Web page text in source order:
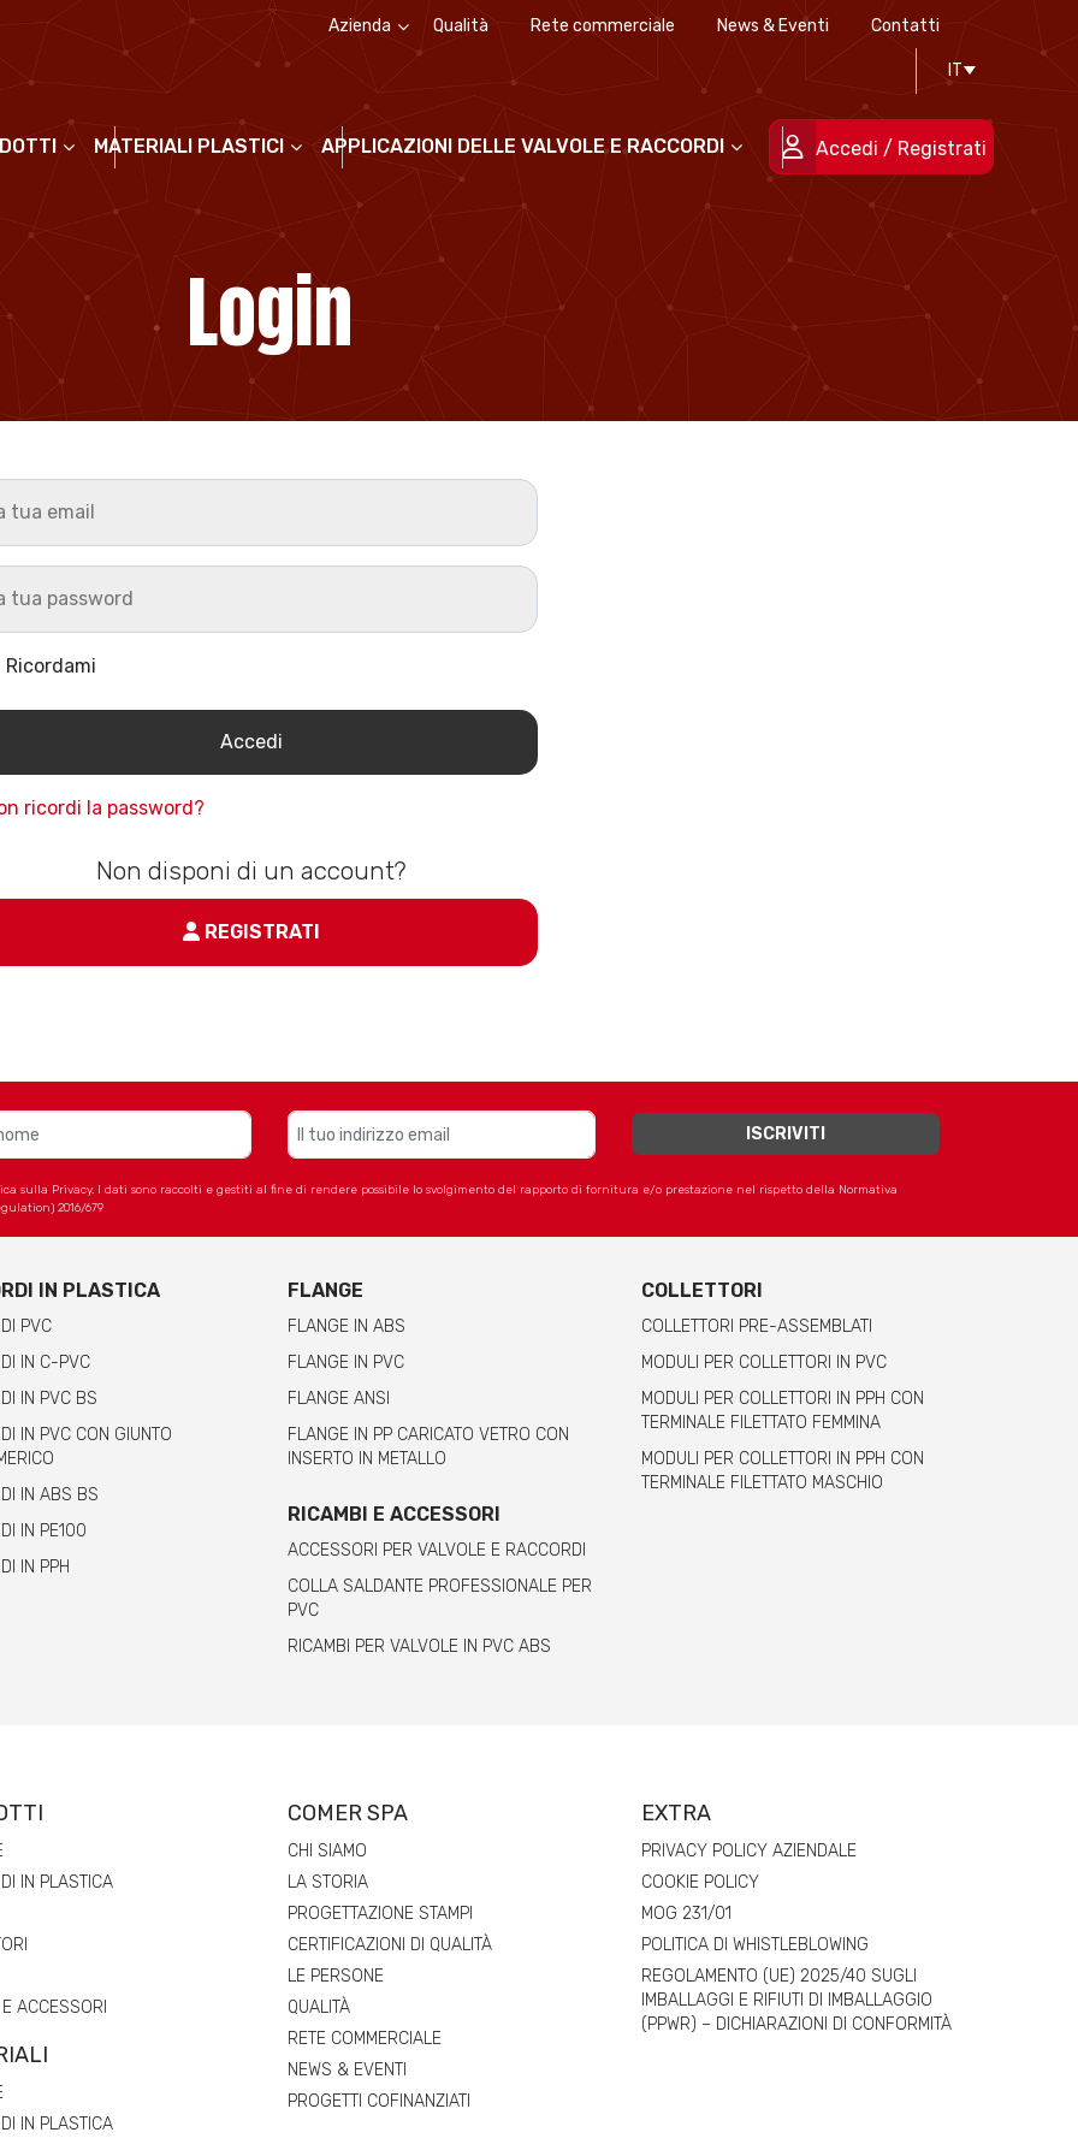
Azienda
Progettazione stampi Certificazioni di qualità
Progetti cofinanziati
Qualità Rete commerciale News & Eventi Contatti
IT
MATERIALI PLASTICI APPLICAZIONI DELLE VALVOLE E RACCORDI Accedi / Registrati
Login
Ricordami
ricordi la password?
Non disponi di un account?
REGISTRATI
sulla Privacy. I dati sono raccolti e gestiti al fine di rendere possibile lo svolgimento del rapporto di fornitura e/o prestazione nel rispetto della Normativa
2016/679
IN PLASTICA
PVC
IN C-PVC
IN PVC BS
IN PVC CON GIUNTO
IN ABS BS
IN PE100
IN PPH
FLANGE
FLANGE IN ABS
FLANGE IN PVC
FLANGE ANSI
FLANGE IN PP CARICATO VETRO CON
INSERTO IN METALLO
RICAMBI E ACCESSORI
ACCESSORI PER VALVOLE E RACCORDI
COLLA SALDANTE PROFESSIONALE PER
PVC
RICAMBI PER VALVOLE IN PVC ABS
COLLETTORI
COLLETTORI PRE-ASSEMBLATI
MODULI PER COLLETTORI IN PVC
MODULI PER COLLETTORI IN PPH CON
TERMINALE FILETTATO FEMMINA
MODULI PER COLLETTORI IN PPH CON
TERMINALE FILETTATO MASCHIO
IN PLASTICA
ACCESSORI
IN PLASTICA
COMER SPA
CHI SIAMO
LA STORIA
PROGETTAZIONE STAMPI
CERTIFICAZIONI DI QUALITÀ
LE PERSONE
QUALITÀ
RETE COMMERCIALE
NEWS & EVENTI
PROGETTI COFINANZIATI
EXTRA
PRIVACY POLICY AZIENDALE
COOKIE POLICY
MOG 231/01
POLITICA DI WHISTLEBLOWING
REGOLAMENTO (UE) 2025/40 SUGLI
IMBALLAGGI E RIFIUTI DI IMBALLAGGIO
(PPWR) – DICHIARAZIONI DI CONFORMITÀ